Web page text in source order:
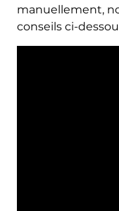
manuellement,
conseils ci-